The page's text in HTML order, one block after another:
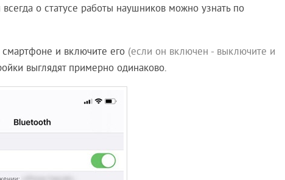
о статусе работы наушников можно узнать по
и включите его (если он включен - выключите и
выглядят примерно одинаково.